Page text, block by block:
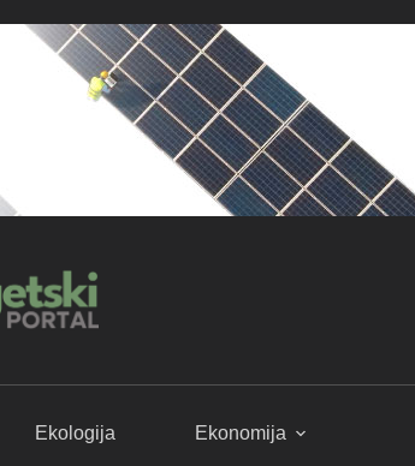
Ekologija Ekonomija